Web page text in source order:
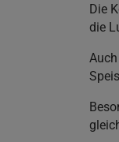
Die
die